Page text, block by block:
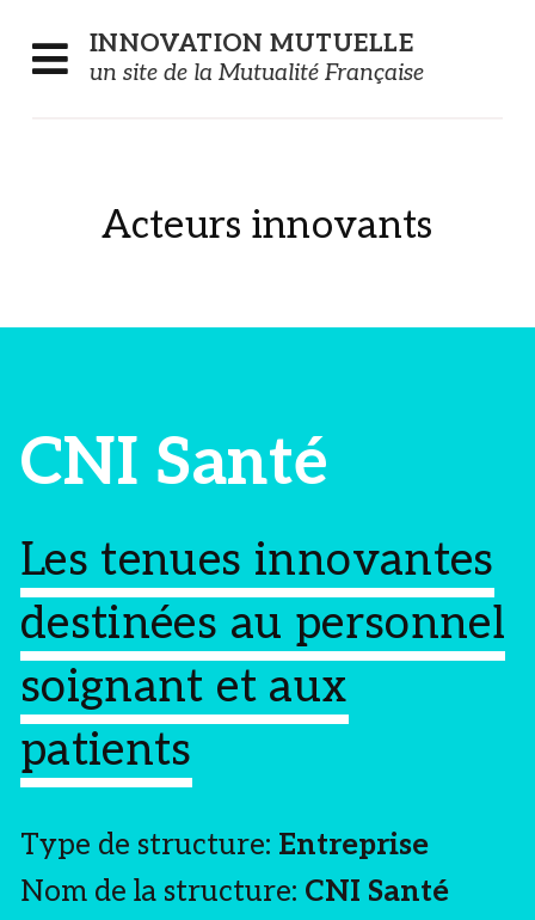
INNOVATION MUTUELLE
un site de la Mutualité Française
Acteurs innovants
CNI Santé
Les tenues innovantes
destinées au personnel
soignant et aux
patients
Type de structure: Entreprise
Nom de la structure: CNI Santé